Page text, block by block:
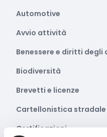
Automotive
Avvio attività
Benessere e diritti degli
Biodiversità
Brevetti e licenze
Cartellonistica stradale
Certificazioni